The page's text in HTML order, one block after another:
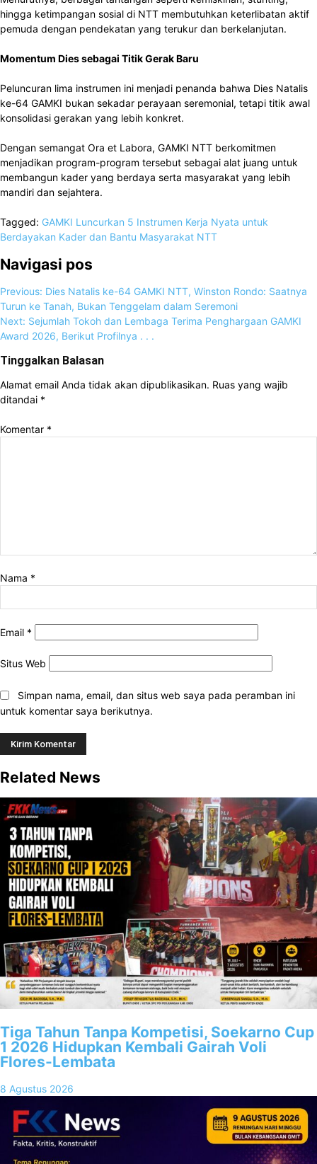
hingga ketimpangan sosial di NTT membutuhkan keterlibatan aktif
pemuda dengan pendekatan yang terukur dan berkelanjutan.
Momentum Dies sebagai Titik Gerak Baru
Peluncuran lima instrumen ini menjadi penanda bahwa Dies Natalis
ke-64 GAMKI bukan sekadar perayaan seremonial, tetapi titik awal
konsolidasi gerakan yang lebih konkret.
Dengan semangat Ora et Labora, GAMKI NTT berkomitmen
menjadikan program-program tersebut sebagai alat juang untuk
membangun kader yang berdaya serta masyarakat yang lebih
mandiri dan sejahtera.
Tagged: GAMKI Luncurkan 5 Instrumen Kerja Nyata untuk
Berdayakan Kader dan Bantu Masyarakat NTT
Navigasi pos
Previous: Dies Natalis ke-64 GAMKI NTT, Winston Rondo: Saatnya
Turun ke Tanah, Bukan Tenggelam dalam Seremoni
Next: Sejumlah Tokoh dan Lembaga Terima Penghargaan GAMKI
Award 2026, Berikut Profilnya . . .
Tinggalkan Balasan
Alamat email Anda tidak akan dipublikasikan. Ruas yang wajib
ditandai *
Komentar *
Nama *
Email *
Situs Web
Simpan nama, email, dan situs web saya pada peramban ini
untuk komentar saya berikutnya.
Related News
Tiga Tahun Tanpa Kompetisi, Soekarno Cup
1 2026 Hidupkan Kembali Gairah Voli
Flores-Lembata
8 Agustus 2026